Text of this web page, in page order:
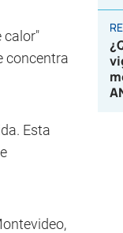
calor"
concentra
Esta